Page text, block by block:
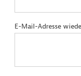
E-Mail-Adresse